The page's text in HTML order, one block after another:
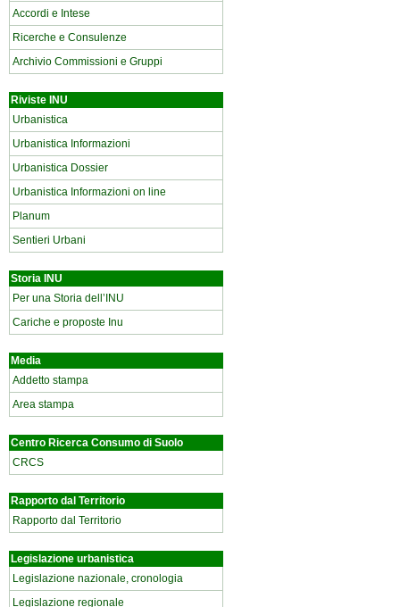
Accordi e Intese
Ricerche e Consulenze
Archivio Commissioni e Gruppi
Riviste INU
Urbanistica
Urbanistica Informazioni
Urbanistica Dossier
Urbanistica Informazioni on line
Planum
Sentieri Urbani
Storia INU
Per una Storia dell’INU
Cariche e proposte Inu
Media
Addetto stampa
Area stampa
Centro Ricerca Consumo di Suolo
CRCS
Rapporto dal Territorio
Rapporto dal Territorio
Legislazione urbanistica
Legislazione nazionale, cronologia
Legislazione regionale